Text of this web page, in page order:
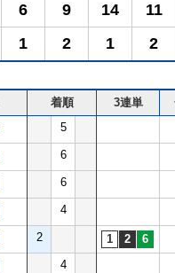
6 9 14 11
1 2 1 2
着順 3連単
5
6
6
4
2
4